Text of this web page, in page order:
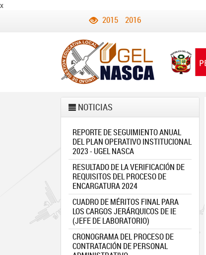
x
2015 2016
NOTICIAS
REPORTE DE SEGUIMIENTO ANUAL
DEL PLAN OPERATIVO INSTITUCIONAL
2023 - UGEL NASCA
RESULTADO DE LA VERIFICACIÓN DE
REQUISITOS DEL PROCESO DE
ENCARGATURA 2024
CUADRO DE MÉRITOS FINAL PARA
LOS CARGOS JERÁRQUICOS DE IE
(JEFE DE LABORATORIO)
CRONOGRAMA DEL PROCESO DE
CONTRATACIÓN DE PERSONAL